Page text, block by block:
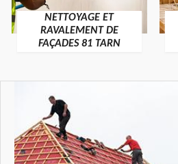
NETTOYAGE ET
RAVALEMENT DE
FAÇADES 81 TARN